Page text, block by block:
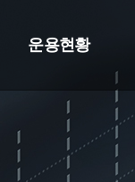
운용현황